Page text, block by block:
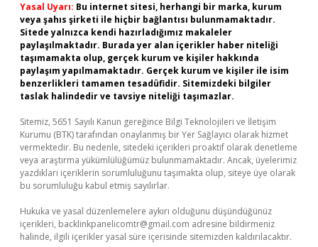
Yasal Uyarı: Bu internet sitesi, herhangi bir marka, kurum
veya şahıs şirketi ile hiçbir bağlantısı bulunmamaktadır.
Sitede yalnızca kendi hazırladığımız makaleler
paylaşılmaktadır. Burada yer alan içerikler haber niteliği
taşımamakta olup, gerçek kurum ve kişiler hakkında
paylaşım yapılmamaktadır. Gerçek kurum ve kişiler ile isim
benzerlikleri tamamen tesadüfidir. Sitemizdeki bilgiler
taslak halindedir ve tavsiye niteliği taşımazlar.
Sitemiz, 5651 Sayılı Kanun gereğince Bilgi Teknolojileri ve İletişim
Kurumu (BTK) tarafından onaylanmış bir Yer Sağlayıcı olarak hizmet
vermektedir. Bu nedenle, sitedeki içerikleri proaktif olarak denetleme
veya araştırma yükümlülüğümüz bulunmamaktadır. Ancak, üyelerimiz
yazdıkları içeriklerin sorumluluğunu taşımakta olup, siteye üye olarak
bu sorumluluğu kabul etmiş sayılırlar.
Hukuka ve yasal düzenlemelere aykırı olduğunu düşündüğünüz
içerikleri, backlinkpanelicomtr@gmail.com adresine bildirmeniz
halinde, ilgili içerikler yasal süre içerisinde sitemizden kaldırılacaktır.